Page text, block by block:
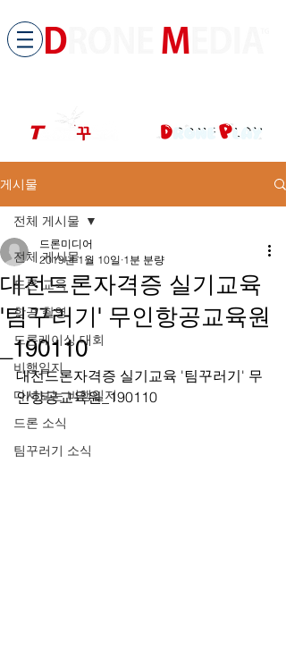
게시물
전체 게시물
드론 교육
항공 촬영
드론레이싱 대회
비행일지
다시보는 비행일지
드론 소식
팀꾸러기 소식
전체 게시물
대전드론자격증 실기교육
'팀꾸러기' 무인항공교육원
_190110
드론미디어
2019년 1월 10일 1분 분량
대전드론자격증 실기교육 '팀꾸러기' 무
인항공교육원_190110